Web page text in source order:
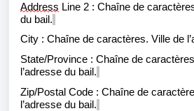
Address Line 2 : Chaîne de
du bail.
City : Chaîne de caractères. Ville de
State/Province : Chaîne de
l’adresse du bail.
Zip/Postal Code : Chaîne de
l’adresse du bail.